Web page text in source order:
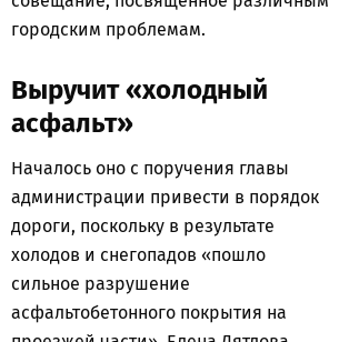
городским проблемам.
Выручит «холодный
асфальт»
Началось оно с поручения главы
администрации привести в порядок
дороги, поскольку в результате
холодов и снегопадов «пошло
сильное разрушение
асфальтобетонного покрытия на